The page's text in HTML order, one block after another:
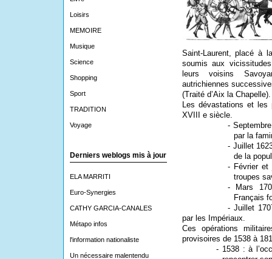
Loisirs
MEMOIRE
Musique
Science
Shopping
Sport
TRADITION
Voyage
Derniers weblogs mis à jour
ELA MARRITI
Euro-Synergies
CATHY GARCIA-CANALES
Métapo infos
l'information nationaliste
Un nécessaire malentendu
Saint-Laurent, placé à
soumis aux
leurs voisins
autrichiennes
(Traité d’Aix la Chapelle).
Les dévastations et les
XVIII e siècle.
-
par la
- Juillet
de la
- Février et
troupes
- Mars
Français
- Juillet
par les Impériaux.
Ces opérations
provisoires de 1538 à
- 1538 : à